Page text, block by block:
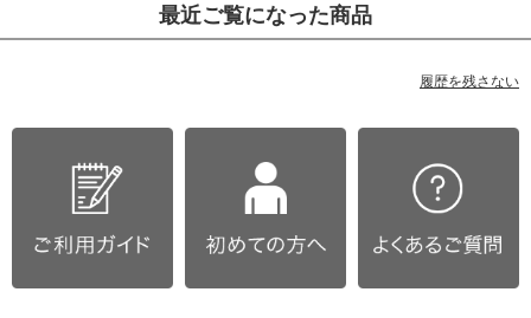
最近ご覧になった商品
履歴を残さない